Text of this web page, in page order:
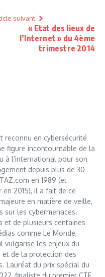
suivant
« Etat des lieux de
l’Internet » du 4ème
trimestre 2014
reconnu en cybersécurité
figure incontournable de la
à l’international pour son
depuis plus de 30
en 1989 (et
2015), il a fait de ce
en matière de veille,
sur les cybermenaces.
et de plusieurs centaines
comme Le Monde,
vulgarise les enjeux du
de la protection des
Lauréat du prix spécial du
finaliste du premier CTF